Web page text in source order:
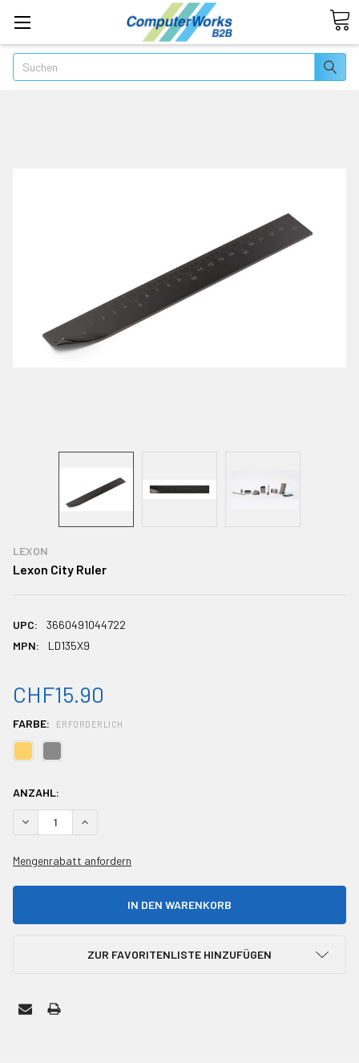
Suchen
LEXON
Lexon City Ruler
UPC:
3660491044722
MPN:
LD135X9
CHF15.90
FARBE: ERFORDERLICH
AKTUELLER
BESTAND:
ANZAHL:
MENGE VON UNDEFINED REDUZIEREN
MENGE VON UNDEFINED ERHÖHEN
Mengenrabatt anfordern
ZUR FAVORITENLISTE HINZUFÜGEN